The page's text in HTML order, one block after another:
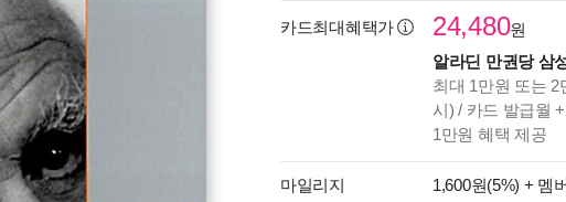
카드최대혜택가 24,480원
알라딘 만권당 삼
최대 1만원 또는 2
시) / 카드 발급월
1만원 혜택 제공
마일리지 1,600원(5%) + 멤